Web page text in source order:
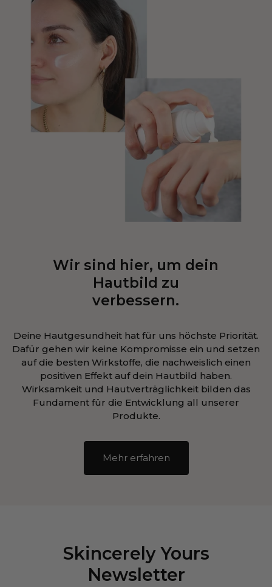
Wir sind hier, um dein
Hautbild zu
verbessern.
Deine Hautgesundheit hat für uns höchste Priorität.
Dafür gehen wir keine Kompromisse ein und setzen
auf die besten Wirkstoffe, die nachweislich einen
positiven Effekt auf dein Hautbild haben.
Wirksamkeit und Hautverträglichkeit bilden das
Fundament für die Entwicklung all unserer
Produkte.
Mehr erfahren
Skincerely Yours
Newsletter